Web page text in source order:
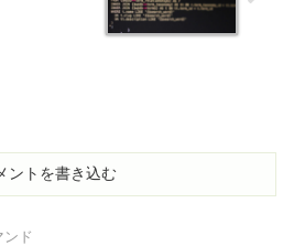
ントを書き込む
ンド